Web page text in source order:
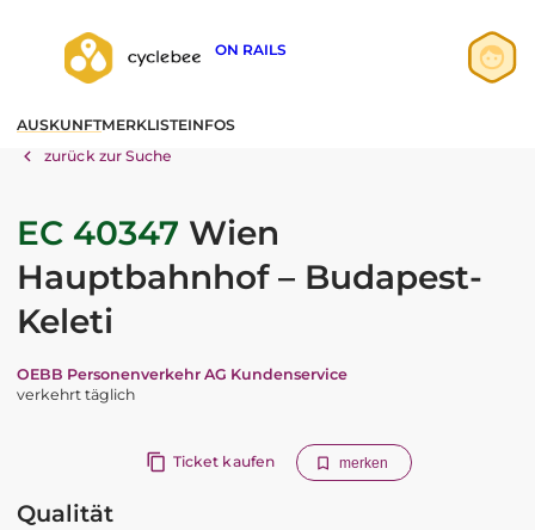
ON RAILS
AUSKUNFTMERKLISTEINFOS
zurück zur Suche
EC 40347 Wien
Hauptbahnhof – Budapest-
Keleti
OEBB Personenverkehr AG Kundenservice
verkehrt täglich
Ticket kaufen merken
Qualität